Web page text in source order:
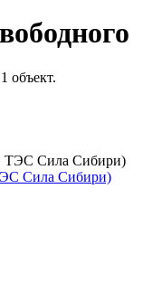
объект.
Сила Сибири)